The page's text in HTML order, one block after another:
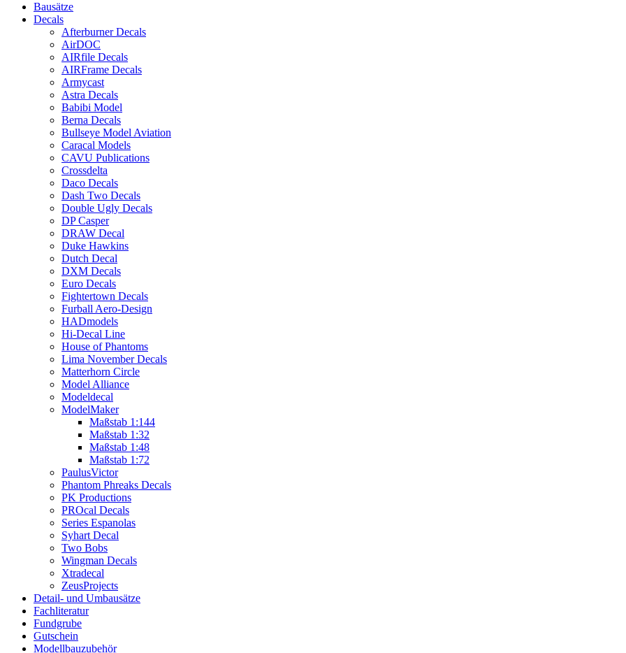
Bausätze
Decals
Afterburner Decals
AirDOC
AIRfile Decals
AIRFrame Decals
Armycast
Astra Decals
Babibi Model
Berna Decals
Bullseye Model Aviation
Caracal Models
CAVU Publications
Crossdelta
Daco Decals
Dash Two Decals
Double Ugly Decals
DP Casper
DRAW Decal
Duke Hawkins
Dutch Decal
DXM Decals
Euro Decals
Fightertown Decals
Furball Aero-Design
HADmodels
Hi-Decal Line
House of Phantoms
Lima November Decals
Matterhorn Circle
Model Alliance
Modeldecal
ModelMaker
Maßstab 1:144
Maßstab 1:32
Maßstab 1:48
Maßstab 1:72
PaulusVictor
Phantom Phreaks Decals
PK Productions
PROcal Decals
Series Espanolas
Syhart Decal
Two Bobs
Wingman Decals
Xtradecal
ZeusProjects
Detail- und Umbausätze
Fachliteratur
Fundgrube
Gutschein
Modellbauzubehör